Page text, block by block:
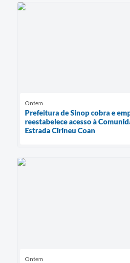
Ontem
Prefeitura de Sinop cobra e
reestabelece acesso à
Estrada Cirineu Coan
Ontem